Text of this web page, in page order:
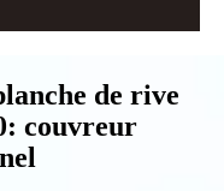
de rive
couvreur